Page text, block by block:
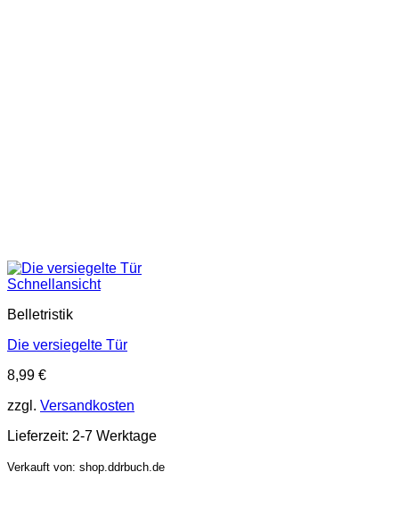
Schnellansicht
Belletristik
Die versiegelte Tür
8,99 €
zzgl. Versandkosten
Lieferzeit: 2-7 Werktage
Verkauft von: shop.ddrbuch.de